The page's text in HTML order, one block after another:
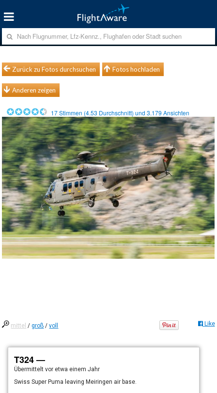
Zurück zu Fotos durchsuchen Fotos hochladen
Anderen zeigen
17Stimmen (4.53 Durchschnitt) und3.179 Ansichten
mittel /groß /voll Like
T324 —
Übermitteltvor etwa einem Jahr
Swiss Super Puma leaving Meiringen air base.